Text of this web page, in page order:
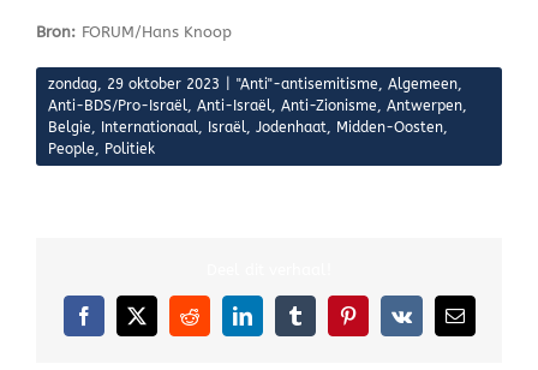
Bron: FORUM/Hans Knoop
zondag, 29 oktober 2023 "Anti"-antisemitisme, Algemeen,
Anti-BDS/Pro-Israël, Anti-Israël, Anti-Zionisme, Antwerpen,
Belgie, Internationaal, Israël, Jodenhaat, Midden-Oosten,
People, Politiek
Facebook
X RedditLinkedInTumblrPinterest
Vk
E-
mail